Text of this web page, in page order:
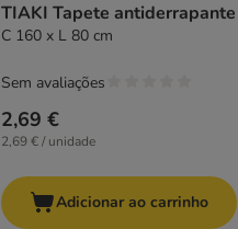
TIAKI Tapete antiderrapante
C 160 x L 80 cm
2,69 €
2,69 € / unidade
Sem avaliações
Adicionar ao carrinho